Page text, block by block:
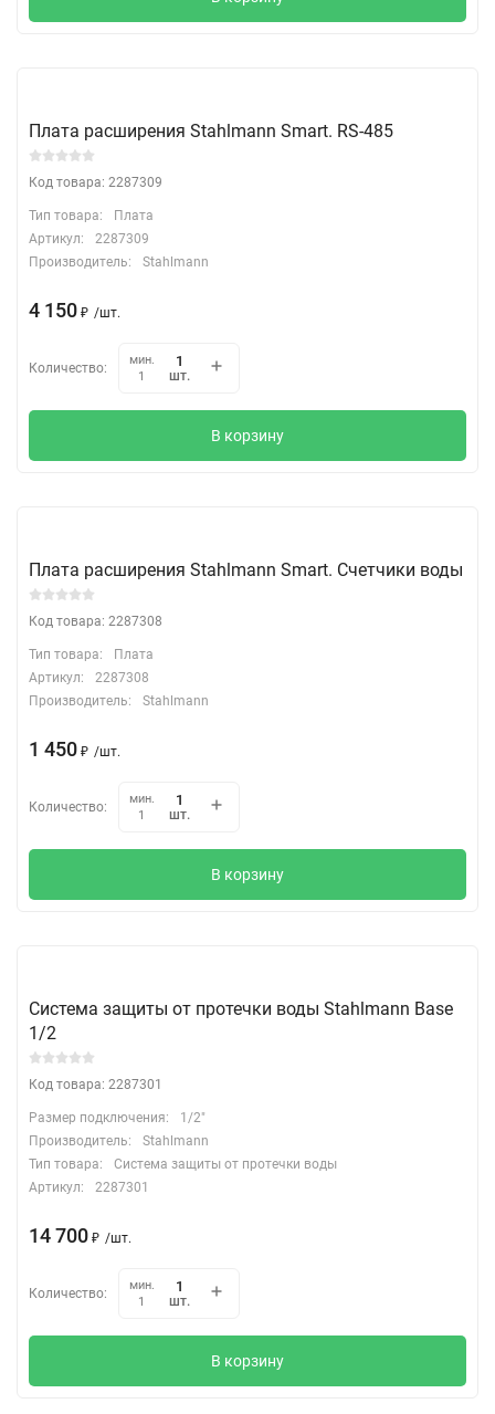
Плата расширения Stahlmann Smart. RS-485
Код товара: 2287309
Тип товара:
Плата
Артикул:
2287309
Производитель:
Stahlmann
4 150 ₽ /шт.
Количество:
мин.
1
шт.
В корзину
Плата расширения Stahlmann Smart. Счетчики воды
Код товара: 2287308
Тип товара:
Плата
Артикул:
2287308
Производитель:
Stahlmann
1 450 ₽ /шт.
Количество:
мин.
1
шт.
В корзину
Система защиты от протечки воды Stahlmann Base
1/2
Код товара: 2287301
Размер подключения:
1/2"
Производитель:
Stahlmann
Тип товара:
Система защиты от протечки воды
Артикул:
2287301
14 700 ₽ /шт.
Количество:
мин.
1
шт.
В корзину